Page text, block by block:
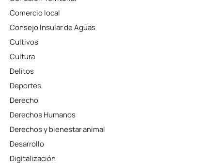
Comercio local
Consejo Insular de Aguas
Cultivos
Cultura
Delitos
Deportes
Derecho
Derechos Humanos
Derechos y bienestar animal
Desarrollo
Digitalización